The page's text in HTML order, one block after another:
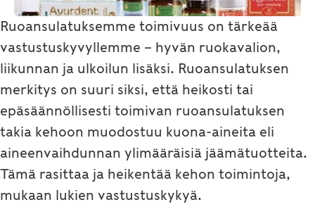
Ruoansulatuksemme toimivuus on tärkeää
vastustuskyvyllemme – hyvän ruokavalion,
liikunnan ja ulkoilun lisäksi. Ruoansulatuksen
merkitys on suuri siksi, että heikosti tai
epäsäännöllisesti toimivan ruoansulatuksen
takia kehoon muodostuu kuona-aineita eli
aineenvaihdunnan ylimääräisiä jäämätuotteita.
Tämä rasittaa ja heikentää kehon toimintoja,
mukaan lukien vastustuskykyä.